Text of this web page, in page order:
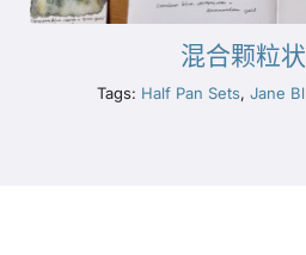
混合颗粒
Tags: Half Pan Sets, Jane